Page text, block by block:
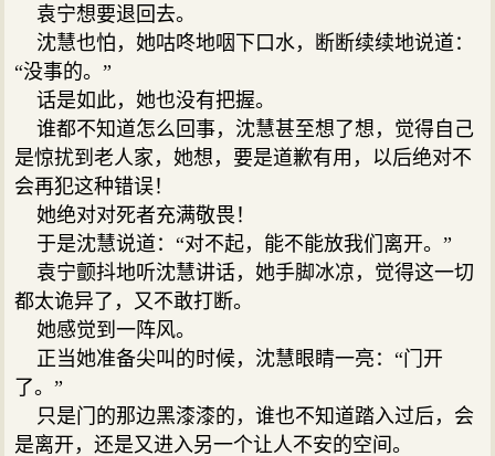
袁宁想要退回去。
沈慧也怕，她咕咚地咽下口水，断断续续地说道：
“没事的。”
话是如此，她也没有把握。
谁都不知道怎么回事，沈慧甚至想了想，觉得自己
是惊扰到老人家，她想，要是道歉有用，以后绝对不
会再犯这种错误！
她绝对对死者充满敬畏！
于是沈慧说道：“对不起，能不能放我们离开。”
袁宁颤抖地听沈慧讲话，她手脚冰凉，觉得这一切
都太诡异了，又不敢打断。
她感觉到一阵风。
正当她准备尖叫的时候，沈慧眼睛一亮：“门开
了。”
只是门的那边黑漆漆的，谁也不知道踏入过后，会
是离开，还是又进入另一个让人不安的空间。